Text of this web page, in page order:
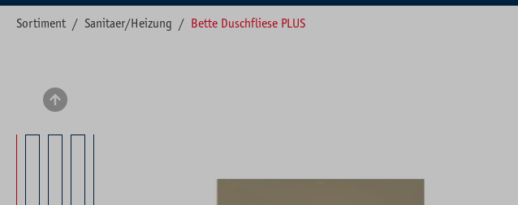
Sortiment / Sanitaer/Heizung / Bette Duschfliese PLUS
Bildergalerie überspringen